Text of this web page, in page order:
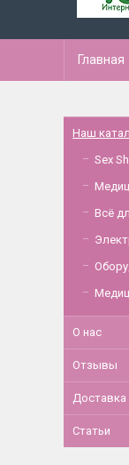
Главная
Наш
Sex
Всё
О нас
Отзывы
Доставка
Статьи